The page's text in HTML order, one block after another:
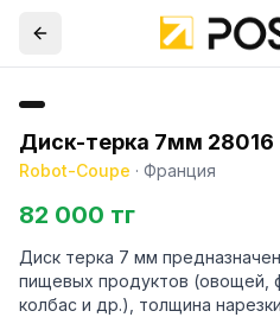
Диск-терка 7мм 28016
Robot-Coupe · Франция
82 000 тг
Диск терка 7 мм
пищевых продуктов (овощей,
колбас и др.), толщина